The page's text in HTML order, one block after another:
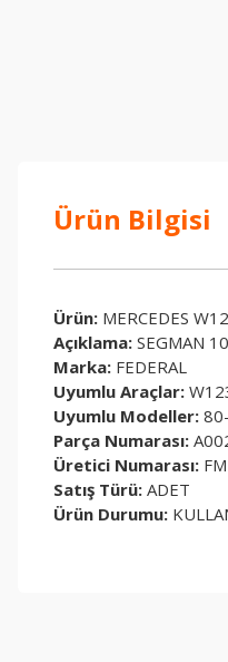
Ürün Bilgisi
Ürün: MERCEDES
Açıklama: SEGMAN
Marka: FEDERAL
Uyumlu Araçlar:
Uyumlu Modeller:
Parça Numarası:
Üretici Numarası:
Satış Türü: ADET
Ürün Durumu: